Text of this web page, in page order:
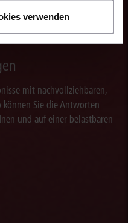
verwenden
mit nachvollziehbaren,
Sie die Antworten
und auf einer belastbaren